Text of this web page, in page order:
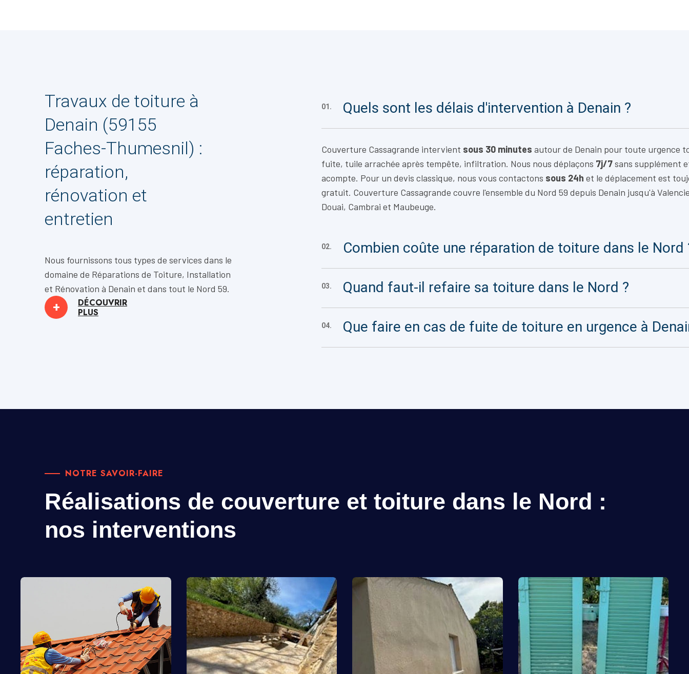
Travaux de toiture à
Denain (59155
Faches-Thumesnil) :
réparation,
rénovation et
entretien
Nous fournissons tous types de services dans le
domaine de Réparations de Toiture, Installation
et Rénovation à Denain et dans tout le Nord 59.
+
DÉCOUVRIR
PLUS
01. Quels sont les délais d'intervention à Denain ?
Couverture Cassagrande intervient sous 30 minutes autour de Denain pour toute urgence
fuite, tuile arrachée après tempête, infiltration. Nous nous déplaçons 7j/7sans supplément
acompte. Pour un devis classique, nous vous contactons sous 24h et le déplacement est
gratuit. Couverture Cassagrande couvre l'ensemble du Nord 59 depuis Denain jusqu'à
Douai, Cambrai et Maubeuge.
02. Combien coûte une réparation de toiture dans le Nord
03. Quand faut-il refaire sa toiture dans le Nord ?
04. Que faire en cas de fuite de toiture en urgence à
NOTRE SAVOIR-FAIRE
Réalisations de couverture et toiture dans le Nord :
nos interventions